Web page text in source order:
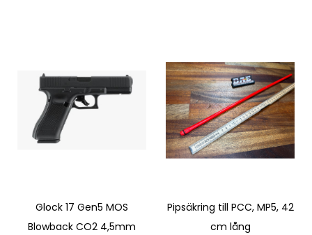
Quickview Quickview
Glock 17 Gen5 MOS
Blowback CO2 4,5mm
Pipsäkring till PCC, MP5, 42
cm lång